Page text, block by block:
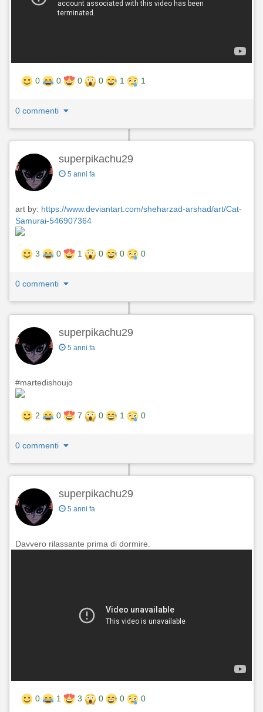
0 0 0 0 1 1
0 commenti
superpikachu29
5 anni fa
art by: https://www.deviantart.com/sheharzad-arshad/art/Cat-
Samurai-546907364
3 0 1 0 0 0
0 commenti
superpikachu29
5 anni fa
#martedishoujo
2 0 7 0 1 0
0 commenti
superpikachu29
5 anni fa
Davvero rilassante prima di dormire.
0 1 3 0 0 0